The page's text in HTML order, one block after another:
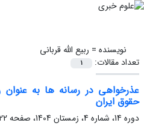
نویسنده = ربیع الله قربانی
تعداد مقالات:
1
عذرخواهی در رسانه ها به
حقوق ایران
دوره 14، شماره 4، زمستان 1404، صفحه
39